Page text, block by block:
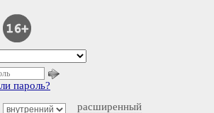
расширенный
пароль?